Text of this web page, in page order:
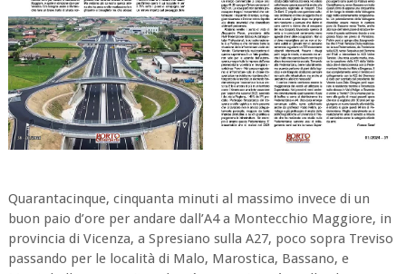
Quarantacinque, cinquanta minuti al massimo invece di un
buon paio d’ore per andare dall’A4 a Montecchio Maggiore, in
provincia di Vicenza, a Spresiano sulla A27, poco sopra Treviso
passando per le località di Malo, Marostica, Bassano, e